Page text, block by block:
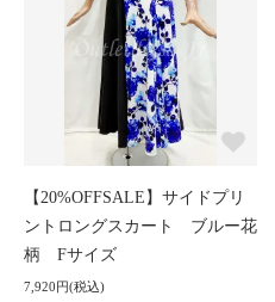
【20%OFFSALE】サイドプリ
ントロングスカート ブルー花
柄 Fサイズ
7,920円(税込)